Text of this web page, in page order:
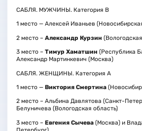
САБЛЯ. МУЖЧИНЫ. Категория В
1 место — Алексей Иваньев
2 место – Александр Курзин
3 место – Тимур Хаматшин (Республика
Александр Мартинкевич (Москва)
САБЛЯ. ЖЕНЩИНЫ. Категория А
1 место — Виктория Смертина
2 место – Альбина Давлятова (Санкт-
Белуничева (Вологодская область)
3 место – Евгения Сычева(Москва) и